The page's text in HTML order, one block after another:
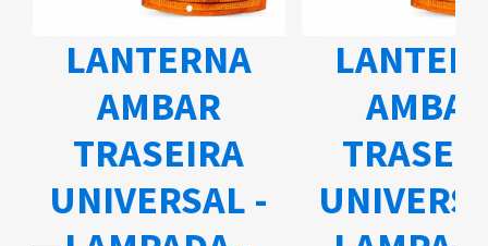
LANTERNA
AMBAR
TRASEIRA
UNIVERSAL -